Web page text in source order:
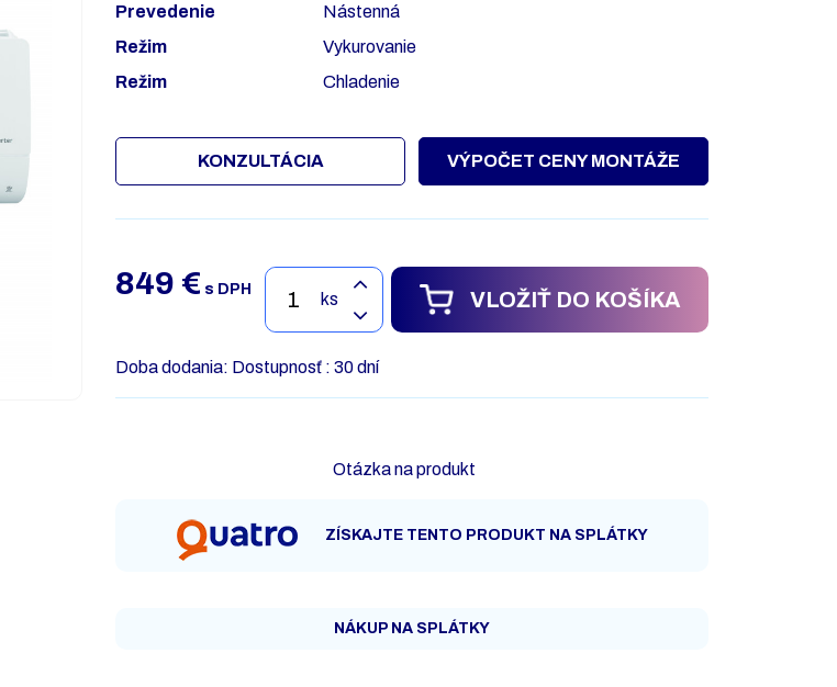
Prevedenie
Nástenná
Režim
Vykurovanie
Režim
Chladenie
KONZULTÁCIA VÝPOČET CENY MONTÁŽE
849 € s DPH
ks VLOŽIŤ DO KOŠÍKA
Doba dodania: Dostupnosť : 30 dní
Otázka na produkt
ZÍSKAJTE TENTO PRODUKT NA SPLÁTKY
NÁKUP NA SPLÁTKY